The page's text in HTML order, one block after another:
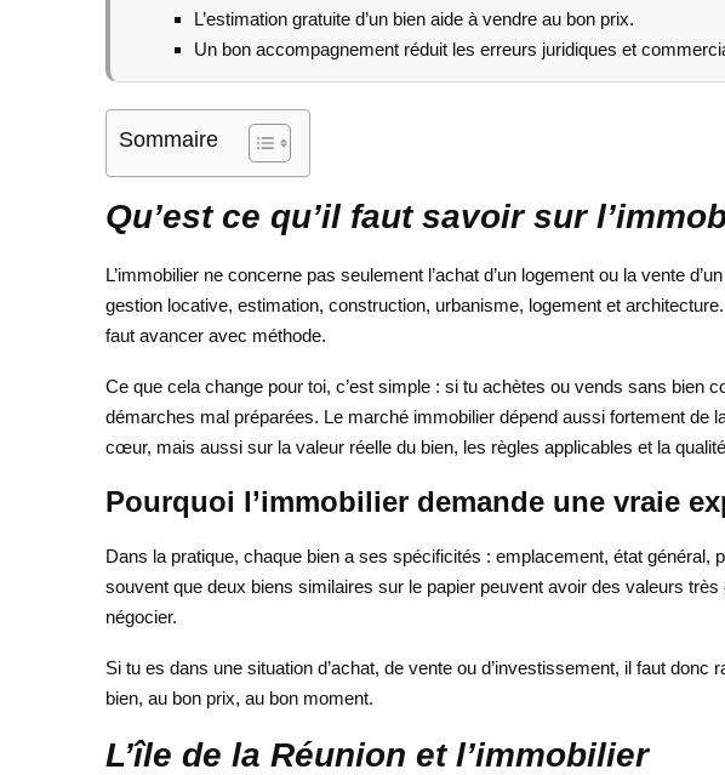
L’estimation gratuite d’un bien aide à vendre au bon prix.
Un bon accompagnement réduit les erreurs juridiques et
Sommaire
Qu’est ce qu’il faut savoir sur
L’immobilier ne concerne pas seulement l’achat d’un logement ou la vente
gestion locative, estimation, construction, urbanisme, logement et
faut avancer avec méthode.
Ce que cela change pour toi, c’est simple : si tu achètes ou vends sans
démarches mal préparées. Le marché immobilier dépend aussi fortement de
cœur, mais aussi sur la valeur réelle du bien, les règles applicables et la
Pourquoi l’immobilier demande une vraie
Dans la pratique, chaque bien a ses spécificités : emplacement, état général,
souvent que deux biens similaires sur le papier peuvent avoir des valeurs
négocier.
Si tu es dans une situation d’achat, de vente ou d’investissement, il faut
bien, au bon prix, au bon moment.
L’île de la Réunion et l’immobilier